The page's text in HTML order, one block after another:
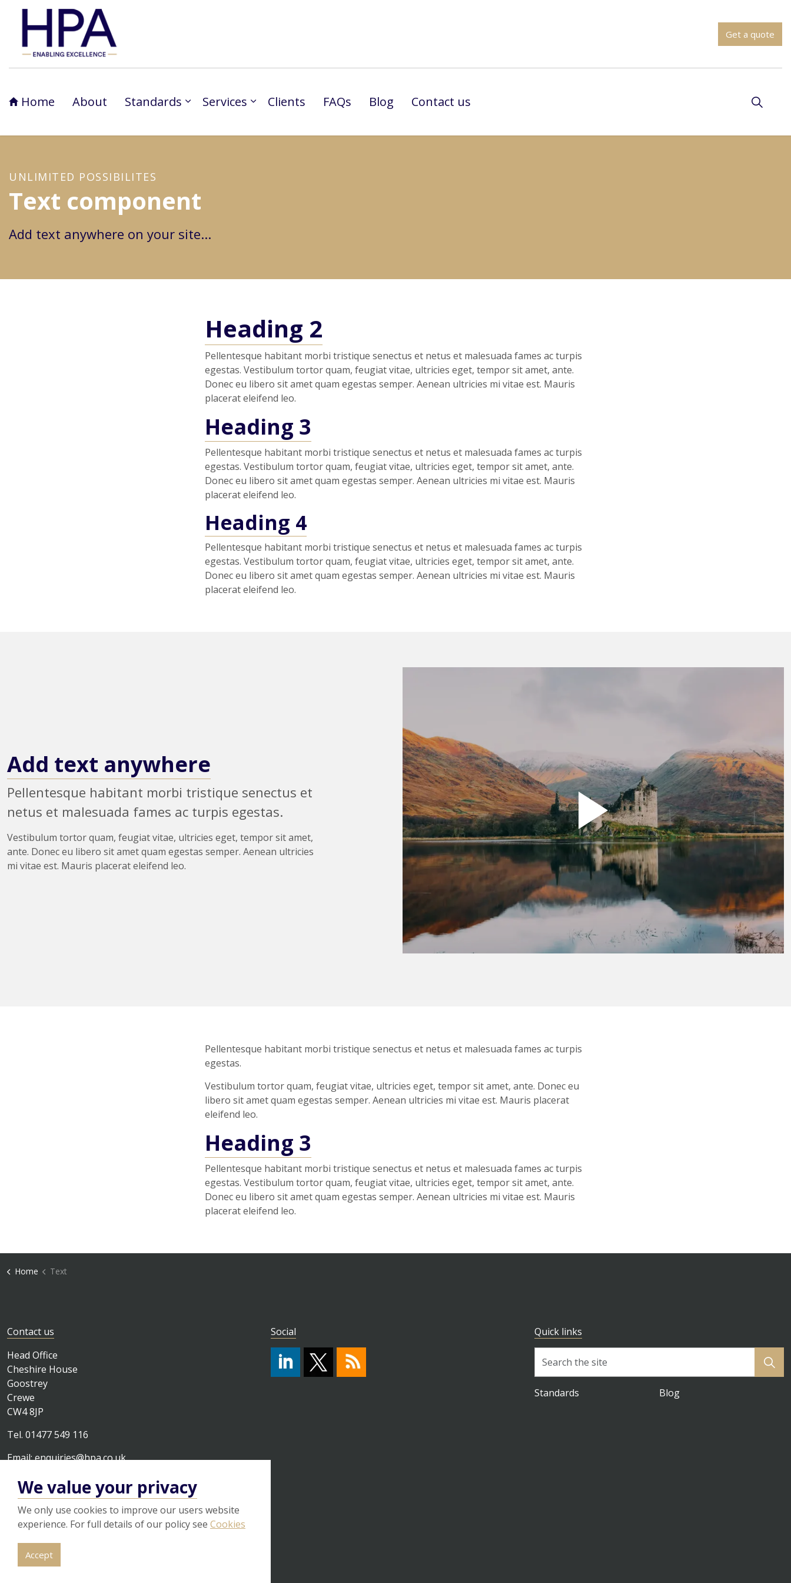
Home About Standards Services Clients FAQs Blog Contact us
Get a quote
UNLIMITED POSSIBILITES
Text component
Add text anywhere on your site...
Heading 2
Pellentesque habitant morbi tristique senectus et netus et malesuada fames ac turpis
egestas. Vestibulum tortor quam, feugiat vitae, ultricies eget, tempor sit amet, ante.
Donec eu libero sit amet quam egestas semper. Aenean ultricies mi vitae est. Mauris
placerat eleifend leo.
Heading 3
Pellentesque habitant morbi tristique senectus et netus et malesuada fames ac turpis
egestas. Vestibulum tortor quam, feugiat vitae, ultricies eget, tempor sit amet, ante.
Donec eu libero sit amet quam egestas semper. Aenean ultricies mi vitae est. Mauris
placerat eleifend leo.
Heading 4
Pellentesque habitant morbi tristique senectus et netus et malesuada fames ac turpis
egestas. Vestibulum tortor quam, feugiat vitae, ultricies eget, tempor sit amet, ante.
Donec eu libero sit amet quam egestas semper. Aenean ultricies mi vitae est. Mauris
placerat eleifend leo.
Add text anywhere
Pellentesque habitant morbi tristique senectus et
netus et malesuada fames ac turpis egestas.
Vestibulum tortor quam, feugiat vitae, ultricies eget, tempor sit amet,
ante. Donec eu libero sit amet quam egestas semper. Aenean ultricies
mi vitae est. Mauris placerat eleifend leo.
Pellentesque habitant morbi tristique senectus et netus et malesuada fames ac turpis
egestas.
Vestibulum tortor quam, feugiat vitae, ultricies eget, tempor sit amet, ante. Donec eu
libero sit amet quam egestas semper. Aenean ultricies mi vitae est. Mauris placerat
eleifend leo.
Heading 3
Pellentesque habitant morbi tristique senectus et netus et malesuada fames ac turpis
egestas. Vestibulum tortor quam, feugiat vitae, ultricies eget, tempor sit amet, ante.
Donec eu libero sit amet quam egestas semper. Aenean ultricies mi vitae est. Mauris
placerat eleifend leo.
Home Text
Contact us
Head Office
Cheshire House
Goostrey
Crewe
CW4 8JP
Tel. 01477 549 116
Email:enquiries@hpa.co.uk
Social Quick links
Standards Blog
© 2026 Legal
We value your privacy
We only use cookies to improve our users website
experience. For full details of our policy see Cookies
Accept